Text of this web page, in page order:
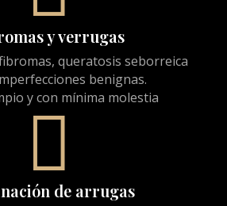
y verrugas
queratosis seborreica
benignas.
y con mínima molestia

de arrugas